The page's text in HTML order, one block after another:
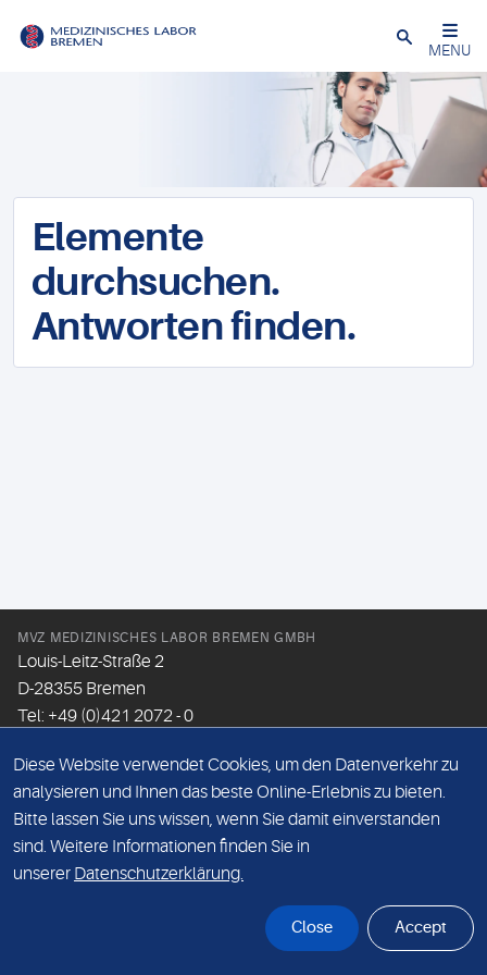
Schließen
MENU
Elemente
durchsuchen.
Antworten finden.
MVZ MEDIZINISCHES LABOR BREMEN GMBH
Louis-Leitz-Straße 2
D-28355 Bremen
Tel: +49 (0)421 2072 - 0
Email:info@mlhb.de
DATENSCHUTZ
IMPRESSUM
Diese Website verwendet Cookies, um den Datenverkehr zu
analysieren und Ihnen das beste Online-Erlebnis zu bieten.
Bitte lassen Sie uns wissen, wenn Sie damit einverstanden
sind. Weitere Informationen finden Sie in
unserer Datenschutzerklärung.
Close Accept